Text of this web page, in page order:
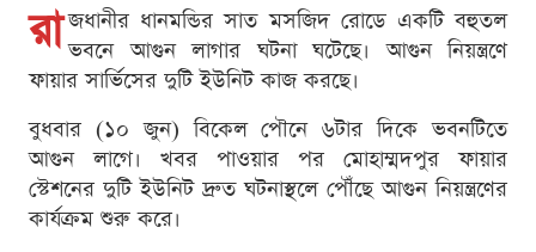
রা জধানীর ধানমন্ডির সাত মসজিদ রোডে একটি বহুতল
ভবনে আগুন লাগার ঘটনা ঘটেছে। আগুন নিয়ন্ত্রণে
ফায়ার সার্ভিসের দুটি ইউনিট কাজ করছে।
বুধবার (১০ জুন) বিকেল পৌনে ৬টার দিকে ভবনটিতে
আগুন লাগে। খবর পাওয়ার পর মোহাম্মদপুর ফায়ার
স্টেশনের দুটি ইউনিট দ্রুত ঘটনাস্থলে পৌঁছে আগুন নিয়ন্ত্রণের
কার্যক্রম শুরু করে।